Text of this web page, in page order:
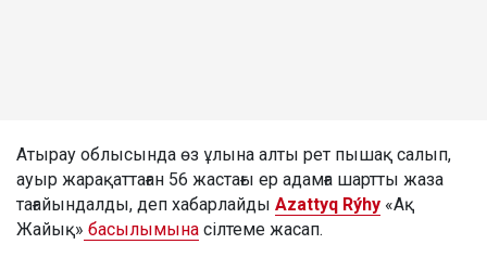
Атырау облысында өз ұлына алты рет пышақ салып,
ауыр жарақаттаған 56 жастағы ер адамға шартты жаза
тағайындалды, деп хабарлайды Azattyq Rýhy «Ақ
Жайық» басылымына сілтеме жасап.